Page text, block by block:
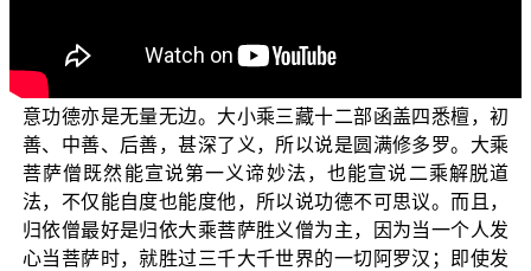
议。（《庐山莲宗宝鉴》卷10）
意功德亦是无量无边。大小乘三藏十二部函盖四悉檀，初
善、中善、后善，甚深了义，所以说是圆满修多罗。大乘
菩萨僧既然能宣说第一义谛妙法，也能宣说二乘解脱道
法，不仅能自度也能度他，所以说功德不可思议。而且，
归依僧最好是归依大乘菩萨胜义僧为主，因为当一个人发
心当菩萨时，就胜过三千大千世界的一切阿罗汉；即使发